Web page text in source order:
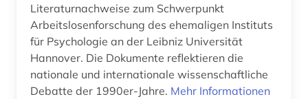
Literaturnachweise zum Schwerpunkt
Arbeitslosenforschung des ehemaligen Instituts
für Psychologie an der Leibniz Universität
Hannover. Die Dokumente reflektieren die
nationale und internationale wissenschaftliche
Debatte der 1990er-Jahre. Mehr Informationen